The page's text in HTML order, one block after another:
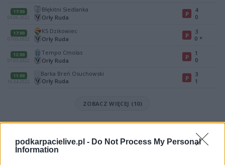
podkarpacielive.pl - Do Not Process My Personal
Information
17:00
04.06.2022
Błękitni Siedlanka
Orły Ruda
P
4
0
17:00
07.05.2022
KS Dzikowiec
Orły Ruda
P
3
0 *
12:00
01.05.2022
Tempo Cmolas
Orły Ruda
P
1
0
11:00
16.04.2022
Barka Breń Osuchowski
Orły Ruda
P
3
1
ZOBACZ WIĘCEJ (10)
Mecz Błękitni Siedlanka - Orły Ruda (Rzeszów > Klasa A, gr. III)
Spotkanie pomiędzy Błękitni Siedlanka i Orły Ruda
rozegrane
zostanie w ramach Rzeszów > Klasa A, gr. III (30. kolejki - Rzeszów > Klasa